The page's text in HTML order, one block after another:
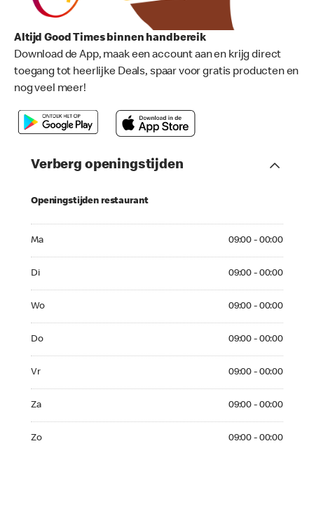
Altijd Good Times binnen handbereik
Download de App, maak een account aan en krijg direct
toegang tot heerlijke Deals, spaar voor gratis producten en
nog veel meer!
Verberg openingstijden
Openingstijden restaurant
Ma 09:00 - 00:00
Di 09:00 - 00:00
Wo 09:00 - 00:00
Do 09:00 - 00:00
Vr 09:00 - 00:00
Za 09:00 - 00:00
Zo 09:00 - 00:00